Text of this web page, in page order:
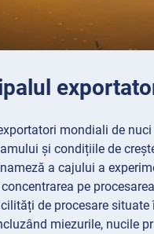
mondiali de
și condițiile de
a cajului a
pe
de procesare
miezurile, nucile